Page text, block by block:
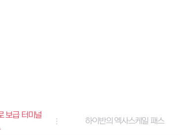
보급 터미널
하이반의 엑사스케일 패스